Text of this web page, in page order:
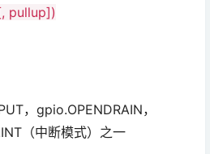
pullup])
，gpio.OPENDRAIN，
（中断模式）之一